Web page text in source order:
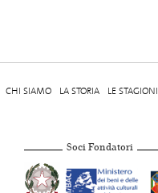
CHI SIAMO LA STORIA LE STAGIONI
Soci Fondatori